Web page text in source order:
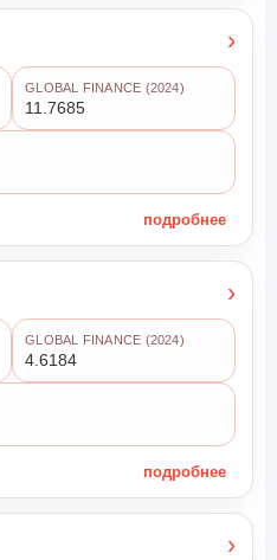
›
GLOBAL FINANCE (2024)
11.7685
подробнее
›
GLOBAL FINANCE (2024)
4.6184
подробнее
›